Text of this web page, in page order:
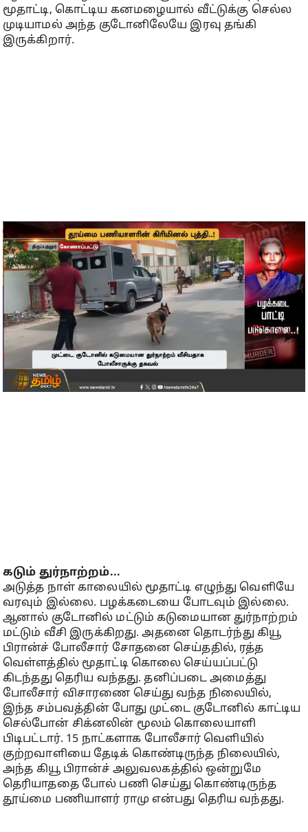
மூதாட்டி, கொட்டிய கனமழையால் வீட்டுக்கு செல்ல
முடியாமல் அந்த குடோனிலேயே இரவு தங்கி
இருக்கிறார்.
கடும் துர்நாற்றம்...
அடுத்த நாள் காலையில் மூதாட்டி எழுந்து வெளியே
வரவும் இல்லை. பழக்கடையை போடவும் இல்லை.
ஆனால் குடோனில் மட்டும் கடுமையான துர்நாற்றம்
மட்டும் வீசி இருக்கிறது. அதனை தொடர்ந்து கியூ
பிரான்ச் போலீசார் சோதனை செய்ததில், ரத்த
வெள்ளத்தில் மூதாட்டி கொலை செய்யப்பட்டு
கிடந்தது தெரிய வந்தது. தனிப்படை அமைத்து
போலீசார் விசாரணை செய்து வந்த நிலையில்,
இந்த சம்பவத்தின் போது முட்டை குடோனில் காட்டிய
செல்போன் சிக்னலின் மூலம் கொலையாளி
பிடிபட்டார். 15 நாட்களாக போலீசார் வெளியில்
குற்றவாளியை தேடிக் கொண்டிருந்த நிலையில்,
அந்த கியூ பிரான்ச் அலுவலகத்தில் ஒன்றுமே
தெரியாததை போல் பணி செய்து கொண்டிருந்த
தூய்மை பணியாளர் ராமு என்பது தெரிய வந்தது.